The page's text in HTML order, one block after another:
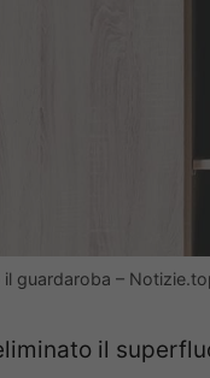
il guardaroba –
il